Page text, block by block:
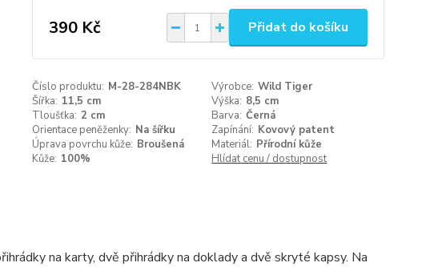
390 Kč Přidat do košíku
Číslo produktu: M-28-284NBK Výrobce: Wild Tiger
Šířka: 11,5 cm Výška: 8,5 cm
Tloušťka: 2 cm Barva: Černá
Orientace peněženky: Na šířku Zapínání: Kovový patent
Úprava povrchu kůže: Broušená Materiál: Přírodní kůže
Kůže: 100% Hlídat cenu / dostupnost
na karty, dvě přihrádky na doklady a dvě skryté kapsy. Na